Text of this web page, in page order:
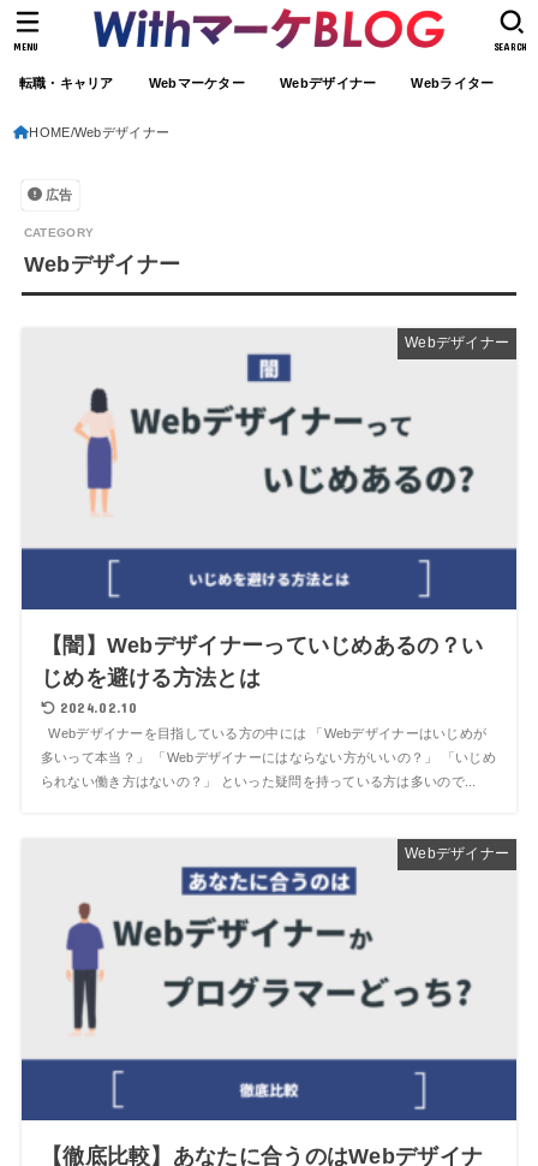
転職・キャリア Webマーケター Webデザイナー Webライター
SEARCH
MENU
HOME Webデザイナー
広告
Webデザイナー
Webデザイナー
【闇】Webデザイナーっていじめあるの？い
じめを避ける方法とは
2024.02.10
Webデザイナーを目指している方の中には 「Webデザイナーはいじめが
多いって本当？」 「Webデザイナーにはならない方がいいの？」 「いじめ
られない働き方はないの？」 といった疑問を持っている方は多いので...
Webデザイナー
【徹底比較】あなたに合うのはWebデザイナ